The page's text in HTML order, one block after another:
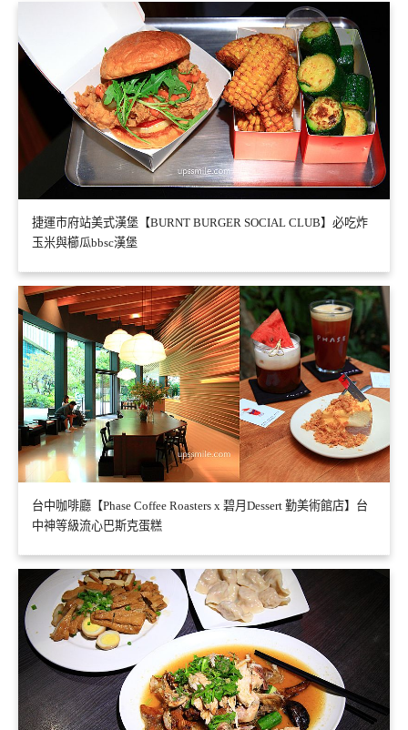
捷運市府站美式漢堡【BURNT BURGER SOCIAL CLUB】必吃炸
玉米與櫛瓜bbsc漢堡
台中咖啡廳【Phase Coffee Roasters x 碧月Dessert 勤美術館店】台
中神等級流心巴斯克蛋糕